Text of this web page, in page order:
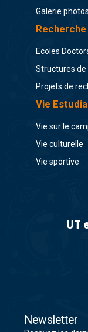
Galerie
Recherche
Ecoles
Structures de
Projets de
Vie
Vie sur le
Vie culturelle
Vie sportive
UT
Newsletter